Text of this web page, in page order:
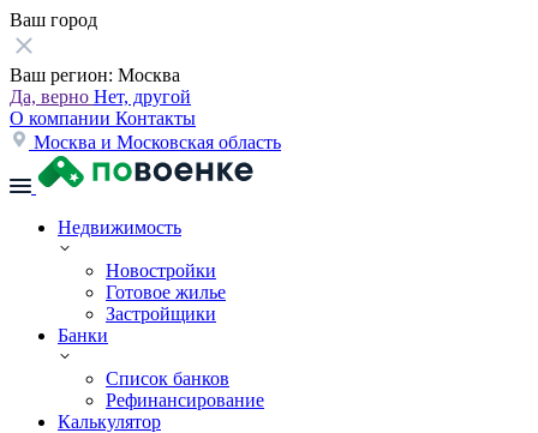
Ваш город
Ваш регион: Москва
Да, верно Нет, другой
О компании Контакты
Москва и Московская область
Недвижимость
Новостройки
Готовое жилье
Застройщики
Банки
Список банков
Рефинансирование
Калькулятор